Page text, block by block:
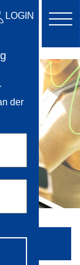
LOGIN
der